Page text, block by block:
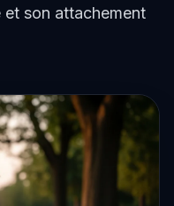
et son attachement